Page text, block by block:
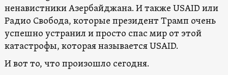
ненавистники Азербайджана. И также USAID или
Радио Свобода, которые президент Трамп очень
успешно устранил и просто спас мир от этой
катастрофы, которая называется USAID.
И вот то, что произошло сегодня.